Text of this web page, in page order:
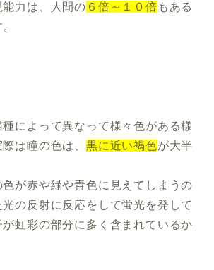
力は、人間の ６倍～１０倍 もある
によって異なって様々色がある様
は瞳の色は、 黒に近い褐色が大半
が赤や緑や青色に見えてしまうの
の反射に反応をして蛍光を発して
虹彩の部分に多く含まれているか